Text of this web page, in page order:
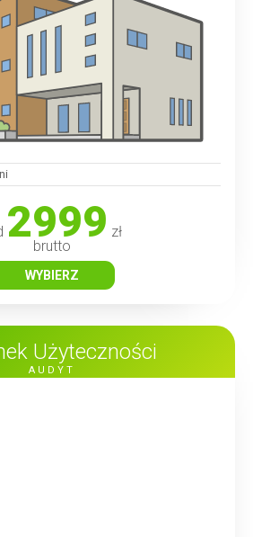
2999 zł
brutto
WYBIERZ
AUDYT
Użyteczności